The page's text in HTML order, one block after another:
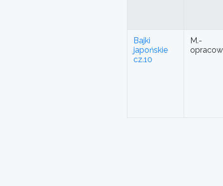
Bajki
japońskie
cz.10
M.-